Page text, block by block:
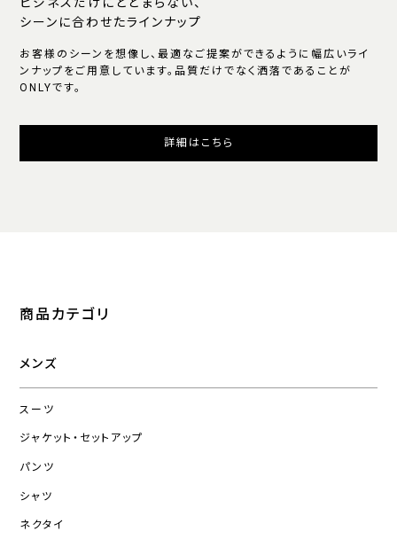
シーンに合わせたラインナップ
お客様のシーンを想像し、最適なご提案ができるように幅広いライ
ンナップをご用意しています。品質だけでなく洒落であることが
ONLYです。
詳細はこちら
商品カテゴリ
メンズ
スーツ
ジャケット・セットアップ
パンツ
シャツ
ネクタイ